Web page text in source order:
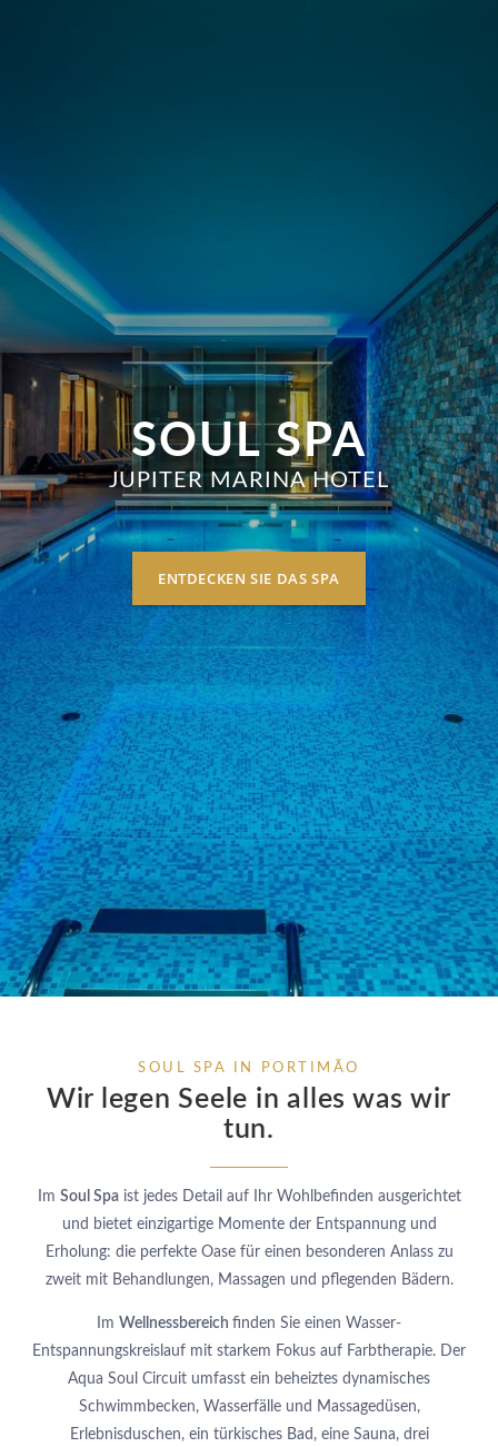
SOUL SPA
JUPITER MARINA HOTEL
ENTDECKEN SIE DAS SPA
SOUL SPA IN PORTIMÃO
Wir legen Seele in alles was wir
tun.
Im Soul Spaist jedes Detail auf Ihr Wohlbefinden ausgerichtet
und bietet einzigartige Momente der Entspannung und
Erholung: die perfekte Oase für einen besonderen Anlass zu
zweit mit Behandlungen, Massagen und pflegenden Bädern.
Im Wellnessbereich finden Sie einen Wasser-
Entspannungskreislauf mit starkem Fokus auf Farbtherapie. Der
Aqua Soul Circuit umfasst ein beheiztes dynamisches
Schwimmbecken, Wasserfälle und Massagedüsen,
Erlebnisduschen, ein türkisches Bad, eine Sauna, drei